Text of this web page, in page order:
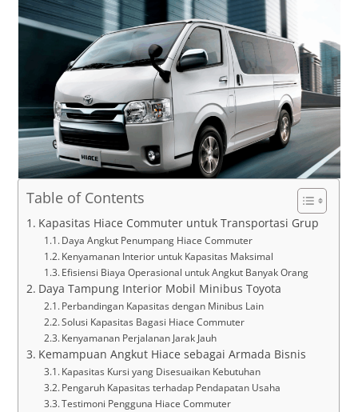
Table of Contents
Kapasitas Hiace Commuter untuk Transportasi Grup
Daya Angkut Penumpang Hiace Commuter
Kenyamanan Interior untuk Kapasitas Maksimal
Efisiensi Biaya Operasional untuk Angkut Banyak Orang
Daya Tampung Interior Mobil Minibus Toyota
Perbandingan Kapasitas dengan Minibus Lain
Solusi Kapasitas Bagasi Hiace Commuter
Kenyamanan Perjalanan Jarak Jauh
Kemampuan Angkut Hiace sebagai Armada Bisnis
Kapasitas Kursi yang Disesuaikan Kebutuhan
Pengaruh Kapasitas terhadap Pendapatan Usaha
Testimoni Pengguna Hiace Commuter